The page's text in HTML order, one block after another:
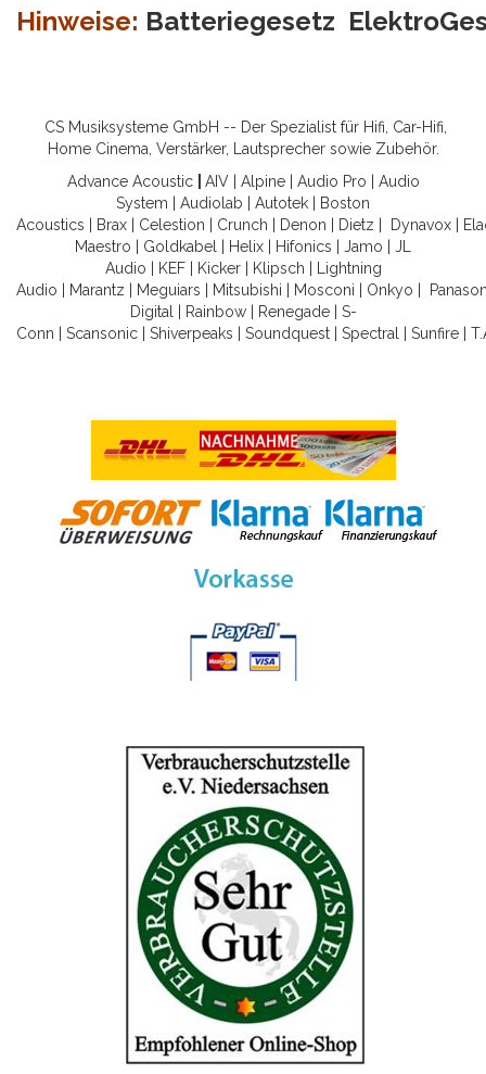
Hinweise: Batteriegesetz
CS Musiksysteme GmbH -- Der Spezialist für Hifi, Car-Hifi,
Home Cinema, Verstärker, Lautsprecher sowie Zubehör.
Advance Acoustic
AIV| Alpine| Audio Pro
Audio
System
Audiolab Autotek
Boston
Acoustics
Brax Celestion Crunch Denon Dietz Dynavox
Maestro
Goldkabel Helix Hifonics Jamo
JL
Audio
KEF| Kicker| Klipsch
Lightning
Audio
Marantz Meguiars Mitsubishi Mosconi Onkyo
Digital
Rainbow| Renegade| S-
Conn
Scansonic Shiverpeaks Soundquest Spectral Sunfire